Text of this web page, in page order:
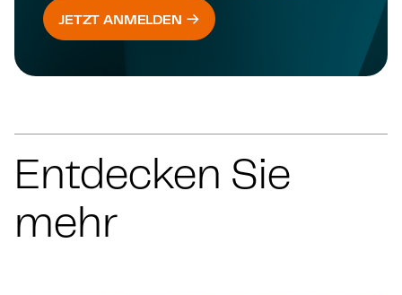
JETZT ANMELDEN
Entdecken Sie
mehr